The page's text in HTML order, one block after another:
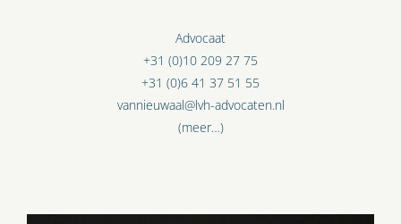
Advocaat
+31 (0)10 209 27 75
+31 (0)6 41 37 51 55
vannieuwaal@lvh-advocaten.nl
(meer…)